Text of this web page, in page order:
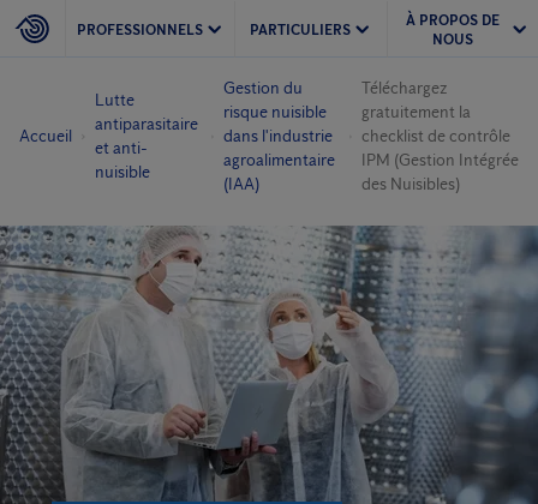
PROFESSIONNELS PARTICULIERS
À PROPOS DE
NOUS
Accueil
Lutte
antiparasitaire
et anti-
nuisible
Gestion du
risque nuisible
dans l'industrie
agroalimentaire
(IAA)
Téléchargez
gratuitement la
checklist de contrôle
IPM (Gestion Intégrée
des Nuisibles)